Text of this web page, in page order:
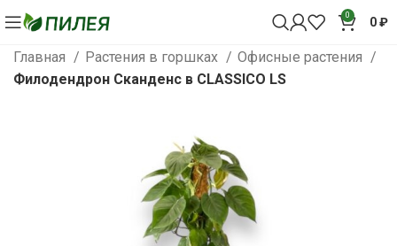
0 0₽
Главная Растения в горшках
Офисные растения
Филодендрон Сканденс в CLASSICO LS